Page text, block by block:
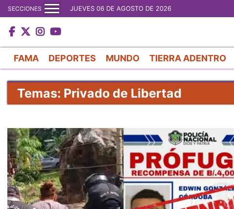
SECCIONES JUEVES 06 DE AGOSTO DE 2026
FAMA DEPORTES MUNDO TIERRA ADENTRO
Temas: Privado de Libertad